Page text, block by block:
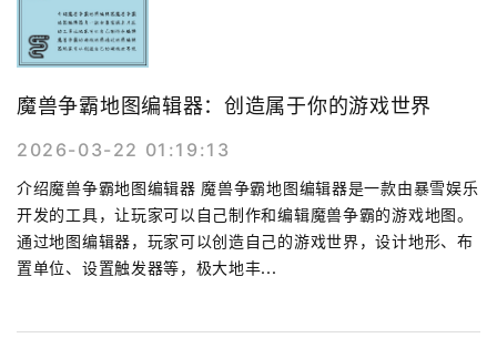
魔兽争霸地图编辑器：创造属于你的游戏世界
2026-03-22 01:19:13
介绍魔兽争霸地图编辑器 魔兽争霸地图编辑器是一款由暴雪娱乐
开发的工具，让玩家可以自己制作和编辑魔兽争霸的游戏地图。
通过地图编辑器，玩家可以创造自己的游戏世界，设计地形、布
置单位、设置触发器等，极大地丰...